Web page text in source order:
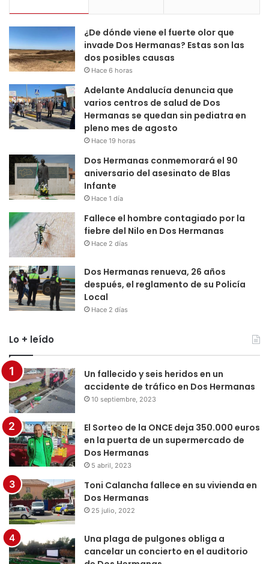
¿De dónde viene el fuerte olor que
invade Dos Hermanas? Estas son las
dos posibles causas
Hace 6 horas
Adelante Andalucía denuncia que
varios centros de salud de Dos
Hermanas se quedan sin pediatra en
pleno mes de agosto
Hace 19 horas
Dos Hermanas conmemorará el 90
aniversario del asesinato de Blas
Infante
Hace 1 día
Fallece el hombre contagiado por la
fiebre del Nilo en Dos Hermanas
Hace 2 días
Dos Hermanas renueva, 26 años
después, el reglamento de su Policía
Local
Hace 2 días
Lo + leído
Un fallecido y seis heridos en un
accidente de tráfico en Dos Hermanas
10 septiembre, 2023
El Sorteo de la ONCE deja 350.000 euros
en la puerta de un supermercado de
Dos Hermanas
5 abril, 2023
Toni Calancha fallece en su vivienda en
Dos Hermanas
25 julio, 2022
Una plaga de pulgones obliga a
cancelar un concierto en el auditorio